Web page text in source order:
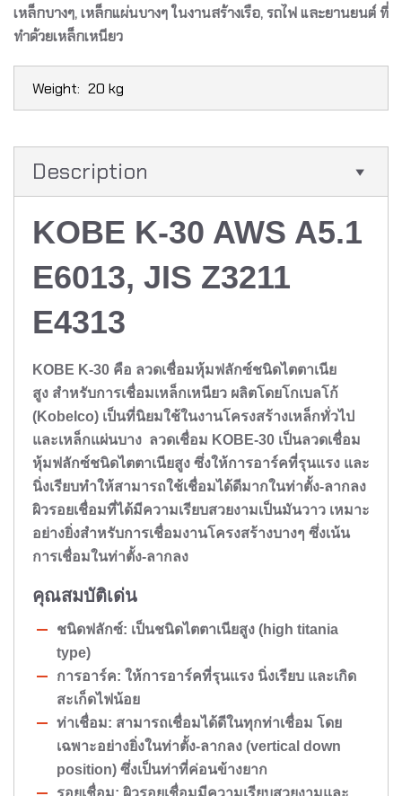
เหล็กบางๆ, เหล็กแผ่นบางๆ ในงานสร้างเรือ, รถไฟ และยานยนต์ ที่
ทำด้วยเหล็กเหนียว
Weight: 20 kg
Description
KOBE K-30 AWS A5.1
E6013, JIS Z3211
E4313
KOBE K-30 คือ ลวดเชื่อมหุ้มฟลักซ์ชนิดไตตาเนีย
สูง สำหรับการเชื่อมเหล็กเหนียว ผลิตโดยโกเบลโก้
(Kobelco) เป็นที่นิยมใช้ในงานโครงสร้างเหล็กทั่วไป
และเหล็กแผ่นบาง ลวดเชื่อม KOBE-30 เป็นลวดเชื่อม
หุ้มฟลักซ์ชนิดไตตาเนียสูง ซึ่งให้การอาร์คที่รุนแรง และ
นิ่งเรียบทำให้สามารถใช้เชื่อมได้ดีมากในท่าตั้ง-ลากลง
ผิวรอยเชื่อมที่ได้มีความเรียบสวยงามเป็นมันวาว เหมาะ
อย่างยิ่งสำหรับการเชื่อมงานโครงสร้างบางๆ ซึ่งเน้น
การเชื่อมในท่าตั้ง-ลากลง
คุณสมบัติเด่น
ชนิดฟลักซ์: เป็นชนิดไตตาเนียสูง (high titania
type)
การอาร์ค: ให้การอาร์คที่รุนแรง นิ่งเรียบ และเกิด
สะเก็ดไฟน้อย
ท่าเชื่อม: สามารถเชื่อมได้ดีในทุกท่าเชื่อม โดย
เฉพาะอย่างยิ่งในท่าตั้ง-ลากลง (vertical down
position) ซึ่งเป็นท่าที่ค่อนข้างยาก